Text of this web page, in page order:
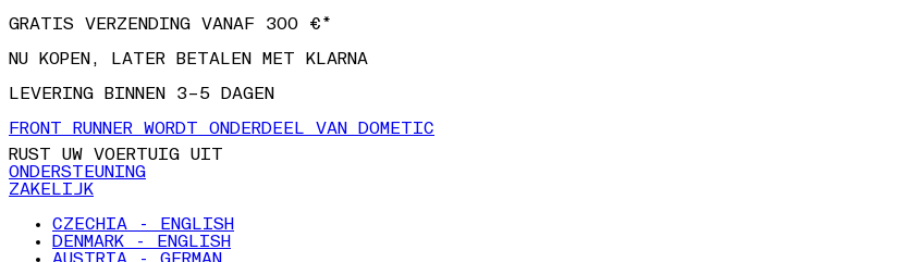
GRATIS VERZENDING VANAF 300 €*
NU KOPEN, LATER BETALEN MET KLARNA
LEVERING BINNEN 3–5 DAGEN
FRONT RUNNER WORDT ONDERDEEL VAN DOMETIC
RUST UW VOERTUIG UIT
ONDERSTEUNING
ZAKELIJK
CZECHIA - ENGLISH
DENMARK - ENGLISH